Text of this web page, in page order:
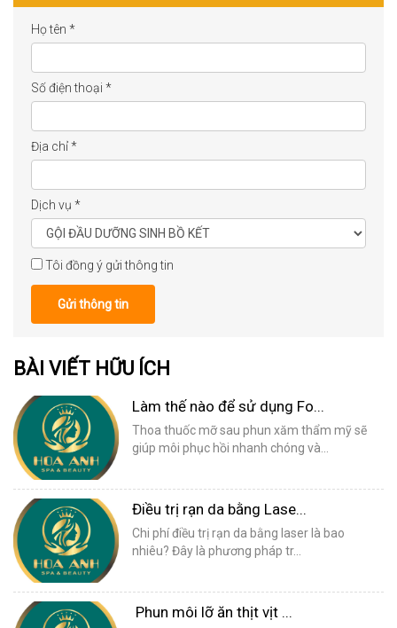
Họ tên *
Số điện thoại *
Địa chỉ*
Dịch vụ *
Tôi đồng ý gửi thông tin
Gửi thông tin
BÀI VIẾT HỮU ÍCH
Làm thế nào để sử dụng Fo...
Thoa thuốc mỡ sau phun xăm thẩm mỹ sẽ
giúp môi phục hồi nhanh chóng và...
Điều trị rạn da bằng Lase...
Chi phí điều trị rạn da bằng laser là bao
nhiêu? Đây là phương pháp tr...
Phun môi lỡ ăn thịt vịt ...